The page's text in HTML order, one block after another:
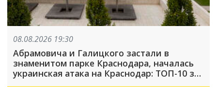
08.08.2026 19:30
Абрамовича и Галицкого застали в
знаменитом парке Краснодара, началась
украинская атака на Краснодар: ТОП-10 за